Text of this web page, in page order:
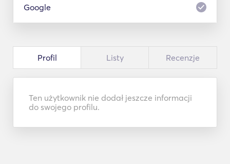
Google
Profil Listy Recenzje
Ten użytkownik nie dodał jeszcze informacji
do swojego profilu.